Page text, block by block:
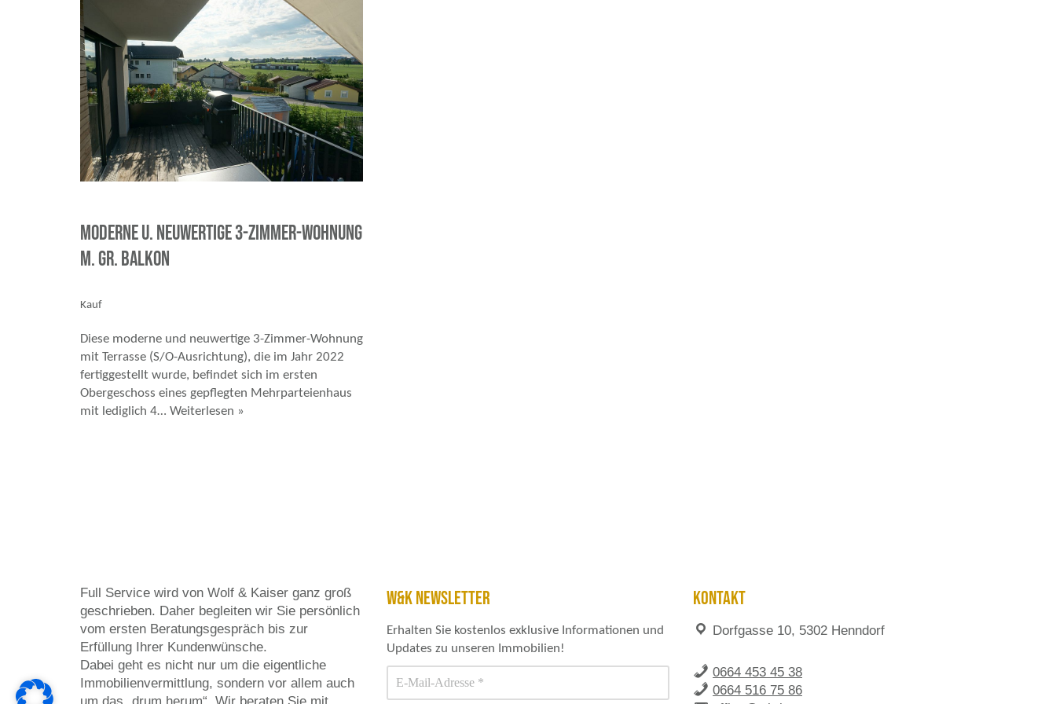
Moderne u. neuwertige 3-Zimmer-Wohnung
m. gr. Balkon
Kauf
Diese moderne und neuwertige 3-Zimmer-Wohnung
mit Terrasse (S/O-Ausrichtung), die im Jahr 2022
fertiggestellt wurde, befindet sich im ersten
Obergeschoss eines gepflegten Mehrparteienhaus
mit lediglich 4… Weiterlesen »
Full Service wird von Wolf & Kaiser ganz groß
geschrieben. Daher begleiten wir Sie persönlich
vom ersten Beratungsgespräch bis zur
Erfüllung Ihrer Kundenwünsche.
Dabei geht es nicht nur um die eigentliche
Immobilienvermittlung, sondern vor allem auch
um das „drum herum“. Wir beraten Sie mit
W&K NEWSLETTER
Erhalten Sie kostenlos exklusive Informationen und
Updates zu unseren Immobilien!
KONTAKT
Dorfgasse 10, 5302 Henndorf
0664 453 45 38
0664 516 75 86